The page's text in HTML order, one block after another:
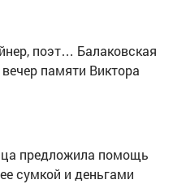
поэт… Балаковская
памяти Виктора
предложила помощь
сумкой и деньгами